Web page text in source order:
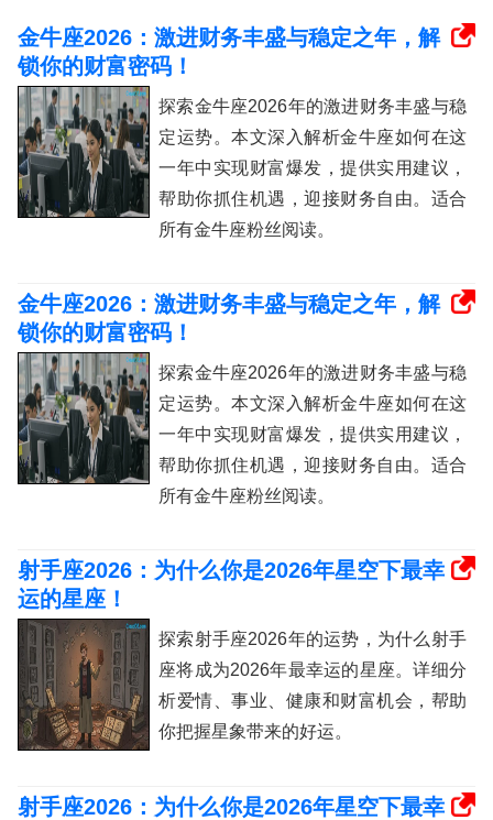
金牛座2026：激进财务丰盛与稳定之年，解
锁你的财富密码！
探索金牛座2026年的激进财务丰盛与稳
定运势。本文深入解析金牛座如何在这
一年中实现财富爆发，提供实用建议，
帮助你抓住机遇，迎接财务自由。适合
所有金牛座粉丝阅读。
金牛座2026：激进财务丰盛与稳定之年，解
锁你的财富密码！
探索金牛座2026年的激进财务丰盛与稳
定运势。本文深入解析金牛座如何在这
一年中实现财富爆发，提供实用建议，
帮助你抓住机遇，迎接财务自由。适合
所有金牛座粉丝阅读。
射手座2026：为什么你是2026年星空下最幸
运的星座！
探索射手座2026年的运势，为什么射手
座将成为2026年最幸运的星座。详细分
析爱情、事业、健康和财富机会，帮助
你把握星象带来的好运。
射手座2026：为什么你是2026年星空下最幸